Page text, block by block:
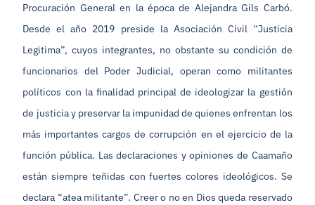
Procuración General en la época de Alejandra Gils Carbó.
Desde el año 2019 preside la Asociación Civil “Justicia
Legitima”, cuyos integrantes, no obstante su condición de
funcionarios del Poder Judicial, operan como militantes
políticos con la finalidad principal de ideologizar la gestión
de justicia y preservar la impunidad de quienes enfrentan los
más importantes cargos de corrupción en el ejercicio de la
función pública. Las declaraciones y opiniones de Caamaño
están siempre teñidas con fuertes colores ideológicos. Se
declara “atea militante”. Creer o no en Dios queda reservado